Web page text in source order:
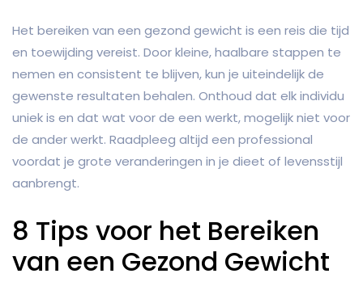
Het bereiken van een gezond gewicht is een reis die tijd
en toewijding vereist. Door kleine, haalbare stappen te
nemen en consistent te blijven, kun je uiteindelijk de
gewenste resultaten behalen. Onthoud dat elk individu
uniek is en dat wat voor de een werkt, mogelijk niet voor
de ander werkt. Raadpleeg altijd een professional
voordat je grote veranderingen in je dieet of levensstijl
aanbrengt.
8 Tips voor het Bereiken
van een Gezond Gewicht